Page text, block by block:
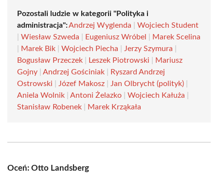
Pozostali ludzie w kategorii "Polityka i
administracja":Andrzej Wyglenda
Wojciech Student
Wiesław Szweda Eugeniusz Wróbel
Marek Scelina
Marek Bik Wojciech Piecha Jerzy Szymura
Bogusław Przeczek
Leszek Piotrowski
Mariusz
Gojny
Andrzej Gościniak
Ryszard Andrzej
Ostrowski
Józef Makosz Jan Olbrycht (polityk)
Aniela Wolnik
Antoni Żelazko Wojciech Kałuża
Stanisław Robenek
Marek Krząkała
Oceń: Otto Landsberg